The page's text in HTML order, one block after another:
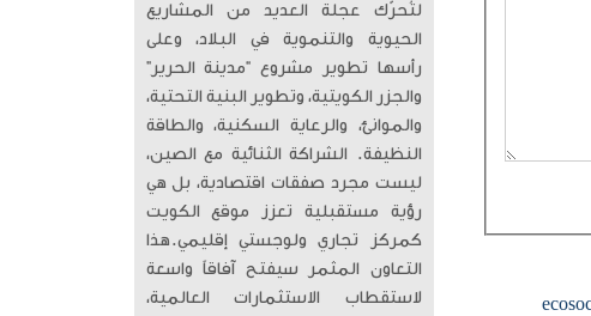
لتُحرّك عجلة العديد من المشاريع
الحيوية والتنموية في البلاد، وعلى
رأسها تطوير مشروع “مدينة الحرير”
والجزر الكويتية، وتطوير البنية التحتية،
والموانئ، والرعاية السكنية، والطاقة
النظيفة. الشراكة الثنائية مع الصين،
ليست مجرد صفقات اقتصادية، بل هي
رؤية مستقبلية تعزز موقع الكويت
كمركز تجاري ولوجستي إقليمي. ​هذا
التعاون المثمر سيفتح آفاقاً واسعة
لاستقطاب الاستثمارات العالمية،